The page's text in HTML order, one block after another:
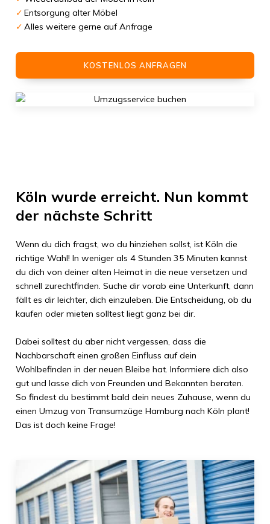
Entsorgung alter Möbel
Alles weitere gerne auf Anfrage
KOSTENLOS ANFRAGEN
Köln wurde erreicht. Nun kommt
der nächste Schritt
Wenn du dich fragst, wo du hinziehen sollst, ist Köln die
richtige Wahl! In weniger als 4 Stunden 35 Minuten kannst
du dich von deiner alten Heimat in die neue versetzen und
schnell zurechtfinden. Suche dir vorab eine Unterkunft, dann
fällt es dir leichter, dich einzuleben. Die Entscheidung, ob du
kaufen oder mieten solltest liegt ganz bei dir.
Dabei solltest du aber nicht vergessen, dass die
Nachbarschaft einen großen Einfluss auf dein
Wohlbefinden in der neuen Bleibe hat. Informiere dich also
gut und lasse dich von Freunden und Bekannten beraten.
So findest du bestimmt bald dein neues Zuhause, wenn du
einen Umzug von Transumzüge Hamburg nach Köln plant!
Das ist doch keine Frage!